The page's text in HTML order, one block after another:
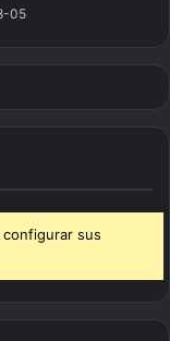
05
configurar sus